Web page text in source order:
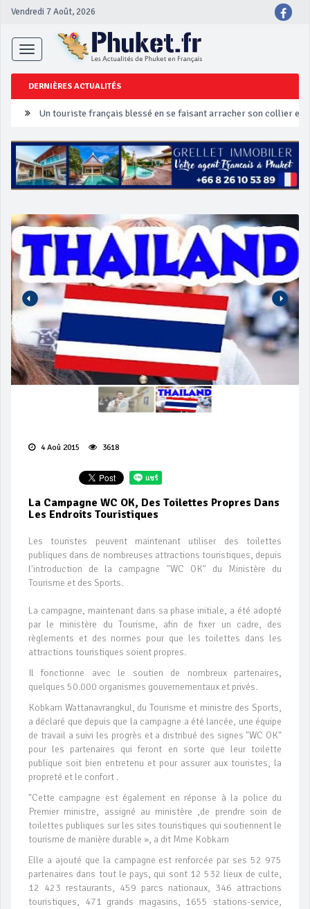
Vendredi 7 Août, 2026
Toggle
navigation
DERNIÈRES ACTUALITÉS
Un touriste français blessé en se faisant arracher son collier en
Phuket Peranakan Festival
‘Phuket Eye’ assurera la sécurité pendant Songkran
Campagne de sécurité routière ‘Seven Days of Danger’ de
4 Aoû 2015 3618
La Campagne WC OK, Des Toilettes Propres Dans
Les Endroits Touristiques
Les touristes peuvent maintenant utiliser des toilettes
publiques dans de nombreuses attractions touristiques, depuis
l'introduction de la campagne "WC OK" du Ministère du
Tourisme et des Sports.
La campagne, maintenant dans sa phase initiale, a été adopté
par le ministère du Tourisme, afin de fixer un cadre, des
règlements et des normes pour que les toilettes dans les
attractions touristiques soient propres.
Il fonctionne avec le soutien de nombreux partenaires,
quelques 50.000 organismes gouvernementaux et privés.
Kobkarn Wattanavrangkul, du Tourisme et ministre des Sports,
a déclaré que depuis que la campagne a été lancée, une équipe
de travail a suivi les progrès et a distribué des signes "WC OK"
pour les partenaires qui feront en sorte que leur toilette
publique soit bien entretenu et pour assurer aux touristes, la
propreté et le confort .
"Cette campagne est également en réponse à la police du
Premier ministre, assigné au ministère ,de prendre soin de
toilettes publiques sur les sites touristiques qui soutiennent le
tourisme de manière durable », a dit Mme Kobkarn
Elle a ajouté que la campagne est renforcée par ses 52 975
partenaires dans tout le pays, qui sont 12 532 lieux de culte,
12 423 restaurants, 459 parcs nationaux, 346 attractions
touristiques, 471 grands magasins, 1655 stations-service,